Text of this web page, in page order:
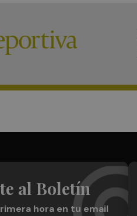
al Boletín
hora en tu email